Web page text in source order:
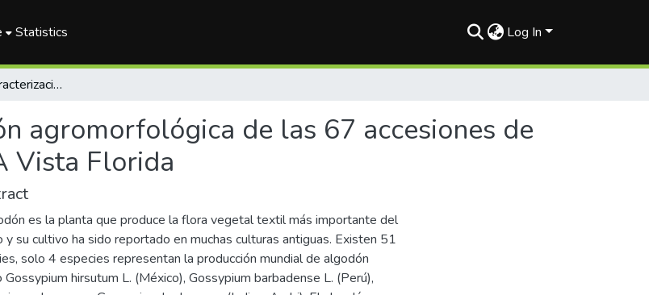
Statistics Log In
Avances en la caracterización agromorfológica de las 67 accesiones de Algodón de Costa en la EEA Vista Florida
agromorfológica de las 67 accesiones de
Vista Florida
es la planta que produce la flora vegetal textil más importante del
y su cultivo ha sido reportado en muchas culturas antiguas. Existen 51
solo 4 especies representan la producción mundial de algodón
Gossypium hirsutum L. (México), Gossypium barbadense L. (Perú),